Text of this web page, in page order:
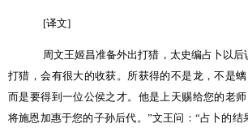
[译文]
周文王姬昌准备外出打猎，太史编占卜以后
打猎，会有很大的收获。所获得的不是龙，不是
而是要得到一位公侯之才。他是上天赐给您的老
将施恩加惠于您的子孙后代。 ”文王问： “占卜的结